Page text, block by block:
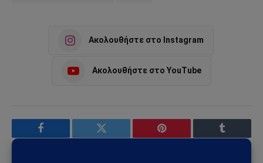
Ακολουθήστε στο Instagram
Ακολουθήστε στο YouTube
Facebook Twitter Pinterest Tumblr